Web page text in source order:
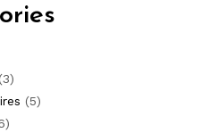
(3)
(5)